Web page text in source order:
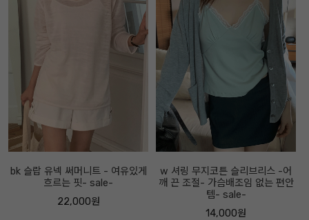
bk 슬랍 유넥 써머니트 - 여유있게
흐르는 핏- sale-
22,000원
w 셔링 무지코튼 슬리브리스 -어
깨 끈 조절- 가슴배조임 없는 편안
템- sale-
14,000원